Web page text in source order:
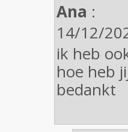
Ana :
14/12/
ik heb
hoe heb
bedankt